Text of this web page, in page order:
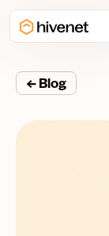
← Blog